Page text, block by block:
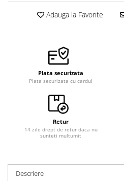
Adauga la Favorite
Plata securizata
Plata securizata cu cardul
Retur
14 zile drept de retur daca nu
sunteti multumit
Descriere